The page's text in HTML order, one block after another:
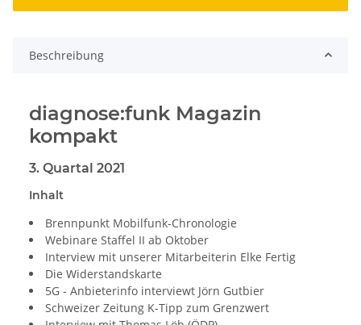
Beschreibung
diagnose:funk Magazin
kompakt
3. Quartal 2021
Inhalt
Brennpunkt Mobilfunk-Chronologie
Webinare Staffel II ab Oktober
Interview mit unserer Mitarbeiterin Elke Fertig
Die Widerstandskarte
5G - Anbieterinfo interviewt Jörn Gutbier
Schweizer Zeitung K-Tipp zum Grenzwert